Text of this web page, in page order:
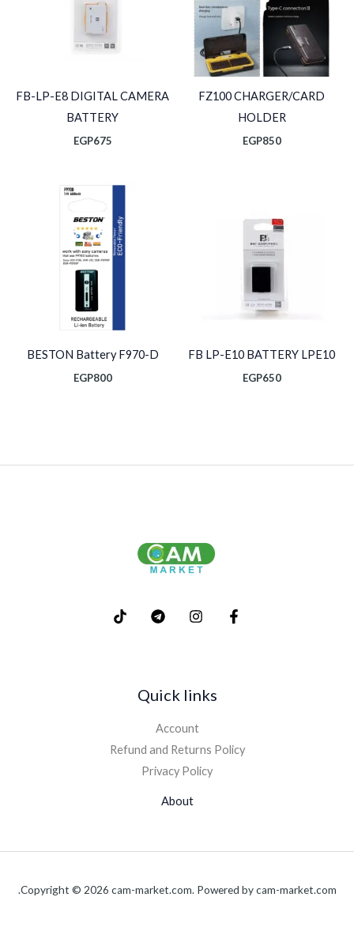
FZ100 CHARGER/CARD
HOLDER
EGP850
FB-LP-E8 DIGITAL CAMERA
BATTERY
EGP675
FB LP-E10 BATTERY LPE10
EGP650
BESTON Battery F970-D
EGP800
Quick links
Account
Refund and Returns Policy
Privacy Policy
About
Copyright © 2026 cam-market.com. Powered by cam-market.com.